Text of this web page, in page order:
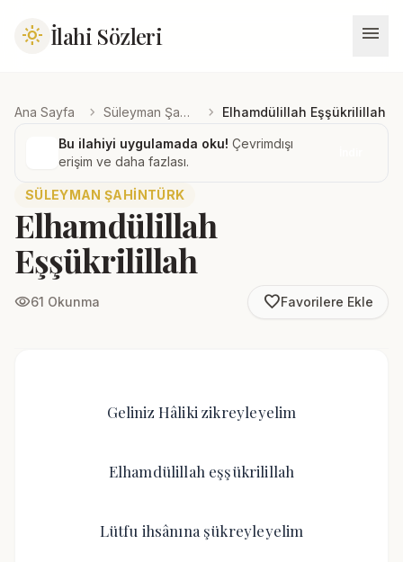
light_mode İlahi Sözleri menu
Ana Sayfa chevron_right Süleyman Şahintürk chevron_right Elhamdülillah Eşşükrilillah
Bu ilahiyi uygulamada oku! Çevrimdışı
erişim ve daha fazlası.
SÜLEYMAN ŞAHINTÜRK
Elhamdülillah
Eşşükrilillah
visibility61 Okunma favorite_borderFavorilere Ekle
Geliniz Hâliki zikreyleyelim
Elhamdülillah eşşükrilillah
Lütfu ihsânına şükreyleyelim